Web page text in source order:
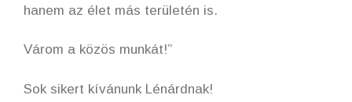
hanem az élet más területén is.
Várom a közös munkát!”
Sok sikert kívánunk Lénárdnak!